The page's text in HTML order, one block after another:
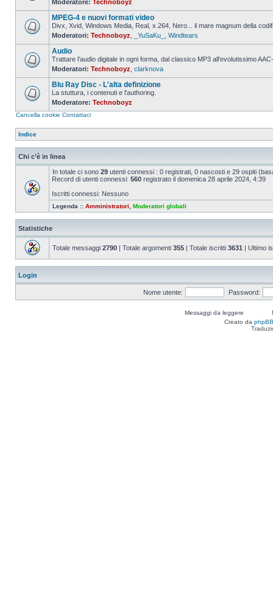
Nessun
messaggio
da
leggere
Moderatore: Technoboyz
Nessun
messaggio
da
leggere
MPEG-4 e nuovi formati video
Divx, Xvid, Windows Media, Real, x.264, Nero... il mare magnum della
Moderatori: Technoboyz _YuSaKu_ Windtears
Nessun
messaggio
da
leggere
Audio
Trattare l'audio digitale in ogni forma, dal classico MP3 all'evolutissimo
Moderatori: Technoboyz clarknova
Nessun
messaggio
da
Blu Ray Disc - L'alta definizione
La stuttura, i contenuti e l'authoring.
Moderatore: Technoboyz
Cancella cookie Contattaci
Indice
Chi c’è in linea
In totale ci sono 29 utenti connessi : 0 registrati, 0 nascosti e 29 ospiti
Record di utenti connessi: 560 registrato il domenica 28 aprile 2024, 4:39
Iscritti connessi: Nessuno
Legenda :: Amministratori Moderatori globali
Statistiche
Totale messaggi 2790 | Totale argomenti 355 | Totale iscritti 3631 | Ultimo
Login
Nome utente: Password:
Messaggi da leggere
Creato da phpBB